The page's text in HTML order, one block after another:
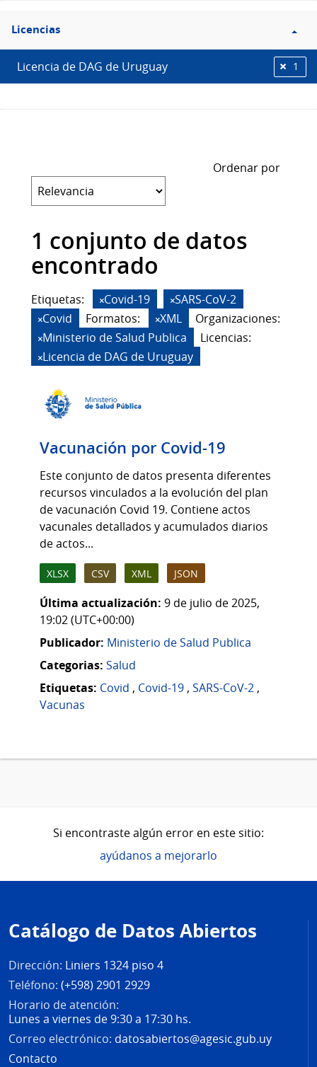
Filtro
Licencias
Licencias
Licencia de DAG de Uruguay 1
Ordenar por
1 conjunto de datos
encontrado
Etiquetas: Covid-19
SARS-CoV-2
Covid
Formatos: XML
Organizaciones:
Ministerio de Salud Publica
Licencias:
Licencia de DAG de Uruguay
Vacunación por Covid-19
Este conjunto de datos presenta diferentes
recursos vinculados a la evolución del plan
de vacunación Covid 19. Contiene actos
vacunales detallados y acumulados diarios
de actos...
XLSX CSV XML JSON
Última actualización: 9 de julio de 2025,
19:02 (UTC+00:00)
Publicador: Ministerio de Salud Publica
Categorias: Salud
Etiquetas: Covid , Covid-19 , SARS-CoV-2 ,
Vacunas
Si encontraste algún error en este sitio:
ayúdanos a mejorarlo
de
página
Catálogo de Datos Abiertos
Dirección: Liniers 1324 piso 4
Teléfono: (+598) 2901 2929
Horario de atención:
Lunes a viernes de 9:30 a 17:30 hs.
Correo electrónico: datosabiertos@agesic.gub.uy
Contacto